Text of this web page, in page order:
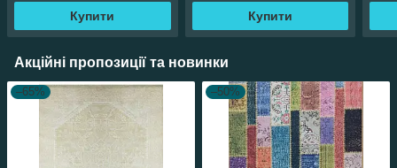
Купити Купити
Акційні пропозиції та новинки
–65% –50%